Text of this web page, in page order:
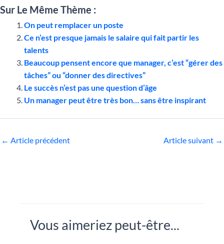
Sur Le Même Thème :
On peut remplacer un poste
Ce n’est presque jamais le salaire qui fait partir les
talents
Beaucoup pensent encore que manager, c’est “gérer des
tâches” ou “donner des directives”
Le succès n’est pas une question d’âge
Un manager peut être très bon… sans être inspirant
← Article précédent Article suivant →
Vous aimeriez peut-être...